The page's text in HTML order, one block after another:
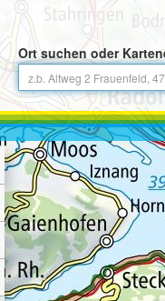
Ort suchen oder